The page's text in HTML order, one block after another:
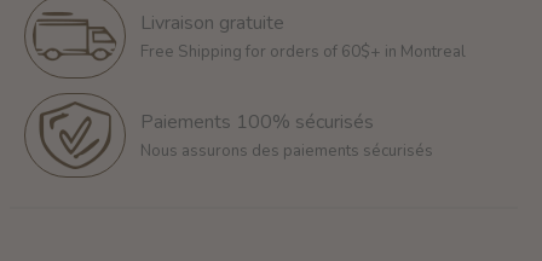
Livraison gratuite
Free Shipping for orders of 60$+ in Montreal
Paiements 100% sécurisés
Nous assurons des paiements sécurisés